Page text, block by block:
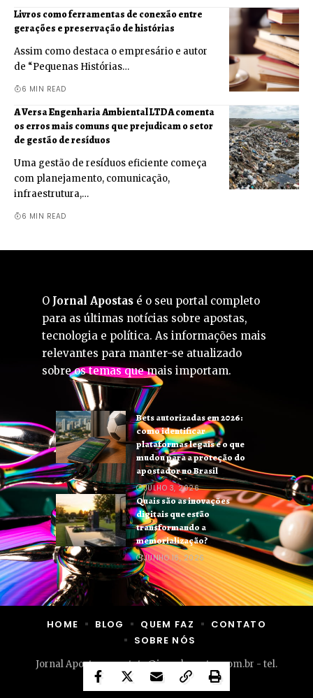
Livros como ferramentas de conexão entre
gerações e preservação de histórias
Assim como destaca o empresário e autor
de “Pequenas Histórias…
6 MIN READ
A Versa Engenharia Ambiental LTDA comenta
os erros mais comuns que prejudicam o setor
de gestão de resíduos
Uma gestão de resíduos eficiente começa
com planejamento, comunicação,
infraestrutura,…
6 MIN READ
O Jornal Apostas é o seu portal completo
para as últimas notícias sobre apostas,
tecnologia e política. As informações mais
relevantes para manter-se atualizado
sobre os temas que mais importam.
Bets autorizadas em 2026:
como identificar
plataformas legais e o que
mudou para a proteção do
apostador no Brasil
JULHO 3, 2026
Quais são as inovações
digitais que estão
transformando a
memorialização?
JUNHO 16, 2026
Jornal Apostas -contato@jornalapostas.com.br - tel.
(11)91754-6532
HOME BLOG QUEM FAZ
CONTATO
SOBRE NÓS